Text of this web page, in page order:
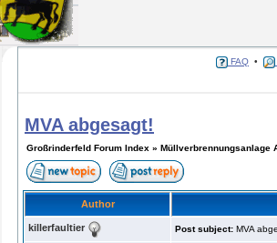
FAQ •
MVA abgesagt!
Großrinderfeld Forum Index » Müllverbrennungsanlage
Author
killerfaultier Post subject: MVA